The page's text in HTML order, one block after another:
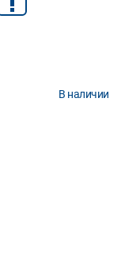
В наличии